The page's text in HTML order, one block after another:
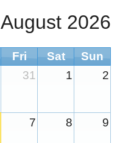
August 2026
Fri Sat
Sun
31 1 2
7 8 9